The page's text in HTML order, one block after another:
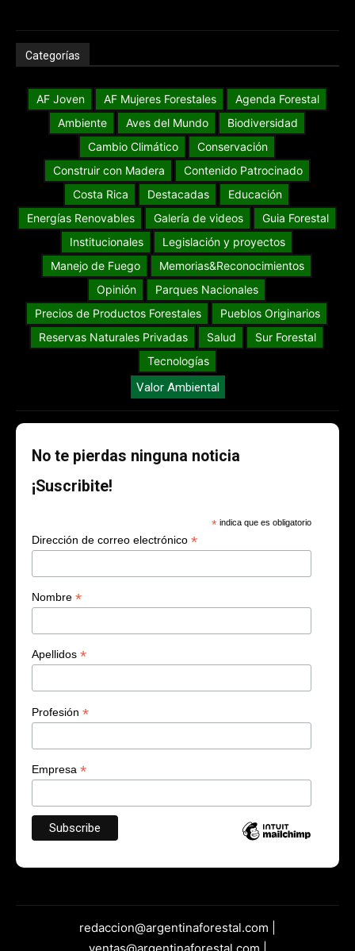
Categorías
AF Joven AF Mujeres Forestales
Agenda Forestal
Ambiente
Aves del Mundo
Biodiversidad
Cambio Climático
Conservación
Construir con Madera
Contenido Patrocinado
Costa Rica
Destacadas
Educación
Energías Renovables
Galería de videos
Guia Forestal
Institucionales
Legislación y proyectos
Manejo de Fuego
Memorias&Reconocimientos
Opinión
Parques Nacionales
Precios de Productos Forestales
Pueblos Originarios
Reservas Naturales Privadas
Salud
Sur Forestal
Tecnologías
Valor Ambiental
No te pierdas ninguna noticia
¡Suscribite!
* indica que es obligatorio
Dirección de correo electrónico *
Nombre *
Apellidos *
Profesión *
Empresa *
redaccion@argentinaforestal.com |
ventas@argentinaforestal.com |